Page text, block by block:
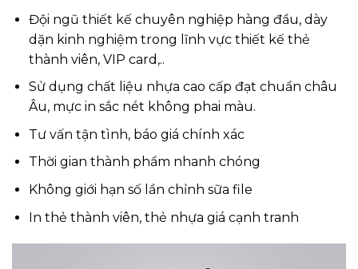
Đội ngũ thiết kế chuyên nghiệp hàng đầu, dày
dặn kinh nghiệm trong lĩnh vực thiết kế thẻ
thành viên, VIP card,..
Sử dụng chất liệu nhựa cao cấp đạt chuẩn châu
Âu, mực in sắc nét không phai màu.
Tư vấn tận tình, báo giá chính xác
Thời gian thành phẩm nhanh chóng
Không giới hạn số lần chỉnh sữa file
In thẻ thành viên, thẻ nhựa giá cạnh tranh